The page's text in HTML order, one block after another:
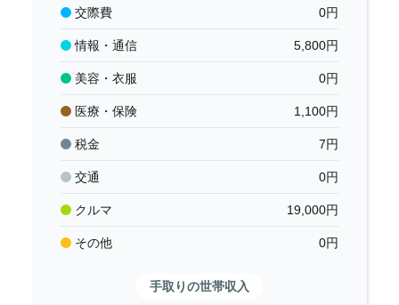
交際費 0円
情報・通信 5,800円
美容・衣服 0円
医療・保険 1,100円
税金 7円
交通 0円
クルマ 19,000円
その他 0円
手取りの世帯収入